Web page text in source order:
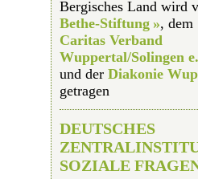
Bergisches Land wird
Bethe-Stiftung
, dem
Caritas Verband
Wuppertal/Solingen
und der Diakonie
getragen
DEUTSCHES
SOZIALE